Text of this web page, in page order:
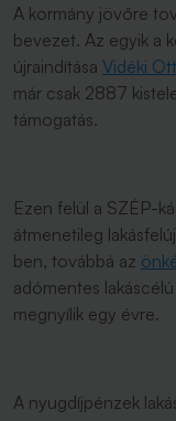
A kormány jövőre
bevezet. Az egyik a
újraindítása Vidéki
már csak 2887
támogatás.
Ezen felül a SZÉP-
átmenetileg
ben, továbbá az
adómentes
megnyílik egy évre.
A nyugdíjpénzek